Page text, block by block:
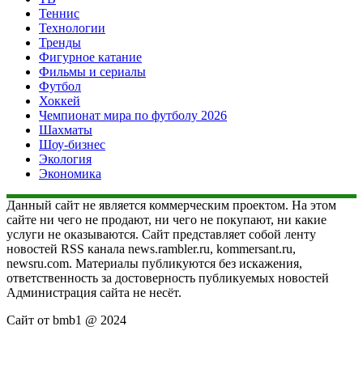
Теннис
Технологии
Тренды
Фигурное катание
Фильмы и сериалы
Футбол
Хоккей
Чемпионат мира по футболу 2026
Шахматы
Шоу-бизнес
Экология
Экономика
Данный сайт не является коммерческим проектом. На этом
сайте ни чего не продают, ни чего не покупают, ни какие
услуги не оказываются. Сайт представляет собой ленту
новостей RSS канала news.rambler.ru, kommersant.ru,
newsru.com. Материалы публикуются без искажения,
ответственность за достоверность публикуемых новостей
Администрация сайта не несёт.
Сайт от bmb1 @ 2024